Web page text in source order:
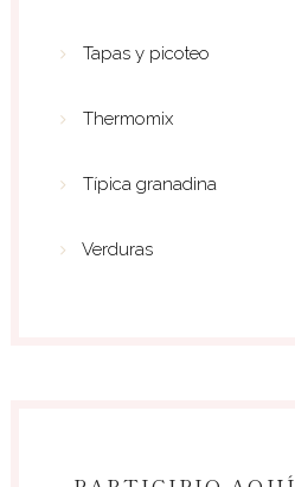
Tapas y picoteo
Thermomix
Típica granadina
Verduras